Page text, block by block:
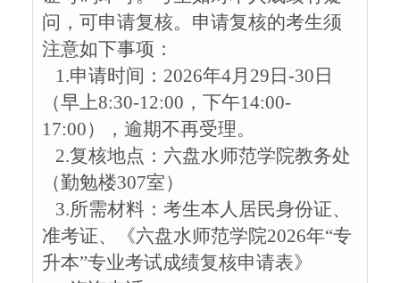
问，可申请复核。申请复核的考生须
注意如下事项：
1.申请时间：2026年4月29日-30日
（早上8:30-12:00，下午14:00-
17:00），逾期不再受理。
2.复核地点：六盘水师范学院教务处
（勤勉楼307室）
3.所需材料：考生本人居民身份证、
准考证、《六盘水师范学院2026年“专
升本”专业考试成绩复核申请表》